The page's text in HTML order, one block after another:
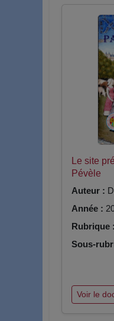
Le site
Pévèle
Auteur :
Année :
Rubrique :
Sous-
Voir le